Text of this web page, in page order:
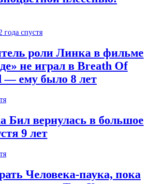
года спустя
роли Линка в фильме
не играл в Breath Of
— ему было 8 лет
Бил вернулась в большое
9 лет
Человека-паука, пока